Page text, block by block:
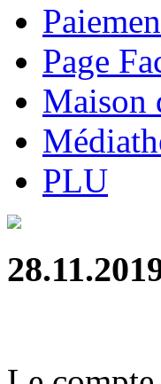
Page
Maison
PLU